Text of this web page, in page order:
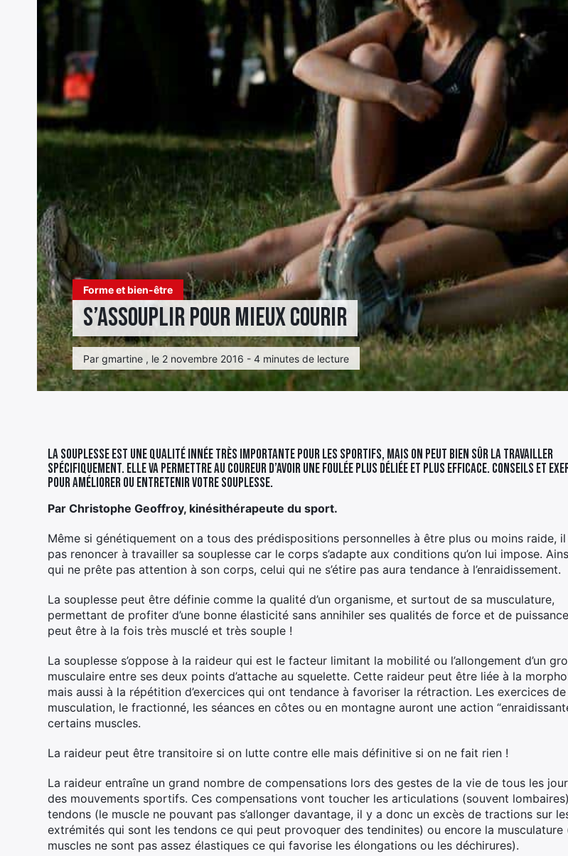
Forme et bien-être
S’assouplir pour mieux courir
Par gmartine , le 2 novembre 2016 - 4 minutes de lecture
La souplesse est une qualité innée très importante pour les sportifs, mais on peut bien sûr la travailler
spécifiquement. Elle va permettre au coureur d’avoir une foulée plus déliée et plus efficace. Conseils et
pour améliorer ou entretenir votre souplesse.
Par Christophe Geoffroy, kinésithérapeute du sport.
Même si génétiquement on a tous des prédispositions personnelles à être plus ou moins raide,
pas renoncer à travailler sa souplesse car le corps s’adapte aux conditions qu’on lui impose.
qui ne prête pas attention à son corps, celui qui ne s’étire pas aura tendance à l’enraidissement.
La souplesse peut être définie comme la qualité d’un organisme, et surtout de sa musculature,
permettant de profiter d’une bonne élasticité sans annihiler ses qualités de force et de
peut être à la fois très musclé et très souple !
La souplesse s’oppose à la raideur qui est le facteur limitant la mobilité ou l’allongement d’un
musculaire entre ses deux points d’attache au squelette. Cette raideur peut être liée à la
mais aussi à la répétition d’exercices qui ont tendance à favoriser la rétraction. Les exercices de
musculation, le fractionné, les séances en côtes ou en montagne auront une action
certains muscles.
La raideur peut être transitoire si on lutte contre elle mais définitive si on ne fait rien !
La raideur entraîne un grand nombre de compensations lors des gestes de la vie de tous les
des mouvements sportifs. Ces compensations vont toucher les articulations (souvent
tendons (le muscle ne pouvant pas s’allonger davantage, il y a donc un excès de tractions sur
extrémités qui sont les tendons ce qui peut provoquer des tendinites) ou encore la musculature
muscles ne sont pas assez élastiques ce qui favorise les élongations ou les déchirures).